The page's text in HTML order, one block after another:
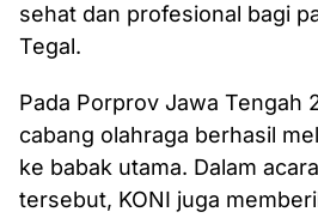
sehat dan profesional bagi
Tegal.
Pada Porprov Jawa Tengah
cabang olahraga berhasil
ke babak utama. Dalam
tersebut, KONI juga